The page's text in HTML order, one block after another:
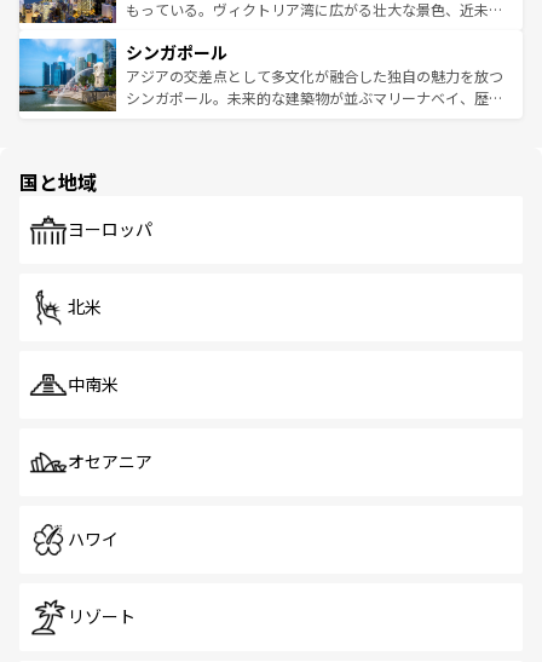
が旅行者を迎えてくれるので、きっと忘れられない旅にな
参照してほしい。
いビーチでリゾート気分を楽しむことができる。タイ料理
激する。気候は一年中温暖で、どの季節にも異なる楽しみ
が待っている。親しみやすいタイの人々、仏教を中心とし
た文化、そして多様な観光資源が、訪れる旅人を魅了し続
もっている。ヴィクトリア湾に広がる壮大な景色、近未来
み、どこを訪れても感動するはず。観光スポットが密集し
ており、効率よく見どころを回れるのも魅力。息をのむよ
うな絶景から文化的な体験まで、香港を存分に楽しみ尽く
シンガポール
アジアの交差点として多文化が融合した独自の魅力を放つ
シンガポール。未来的な建築物が並ぶマリーナベイ、歴史
で、ホーカーズは地元の風情を楽しめる外せないスポット
国と地域
ヨーロッパ
北米
中南米
オセアニア
ハワイ
リゾート